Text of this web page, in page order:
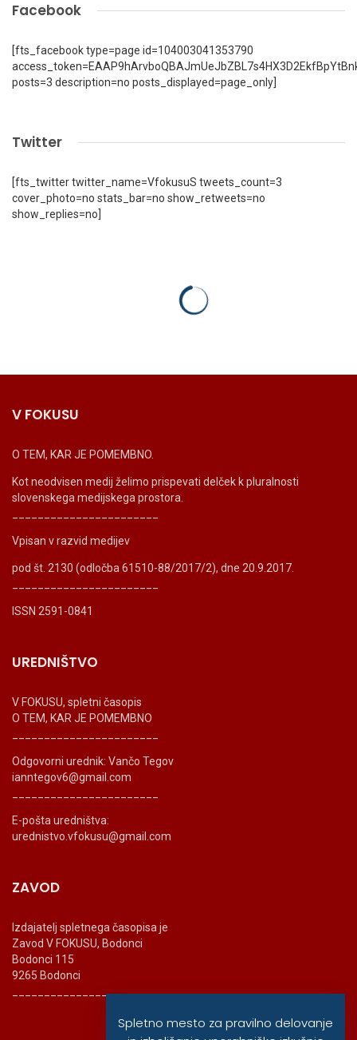
Facebook
[fts_facebook type=page id=104003041353790
posts=3 description=no posts_displayed=page_only]
Twitter
[fts_twitter twitter_name=VfokusuS tweets_count=3
cover_photo=no stats_bar=no show_retweets=no
show_replies=no]
V FOKUSU
O TEM, KAR JE POMEMBNO.
Kot neodvisen medij želimo prispevati delček k pluralnosti
slovenskega medijskega prostora.
Vpisan v razvid medijev
pod št. 2130 (odločba 61510-88/2017/2), dne 20.9.2017.
ISSN 2591-0841
UREDNIŠTVO
V FOKUSU, spletni časopis
O TEM, KAR JE POMEMBNO
Odgovorni urednik: Vančo Tegov
ianntegov6@gmail.com
E-pošta uredništva:
urednistvo.vfokusu@gmail.com
ZAVOD
Izdajatelj spletnega časopisa je
Zavod V FOKUSU, Bodonci
Bodonci 115
9265 Bodonci
_______________________
Spletno mesto za pravilno delovanje